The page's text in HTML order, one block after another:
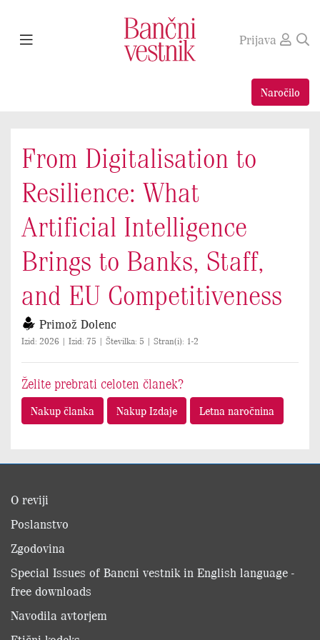
Prijava
Naročilo
From Digitalisation to
Resilience: What
Artificial Intelligence
Brings to Banks, Staff,
and EU Competitiveness
Primož Dolenc
Izid: 2026 | Izid: 75 | Številka: 5 | Stran(i): 1-2
Želite prebrati celoten članek?
Nakup članka Nakup Izdaje Letna naročnina
O reviji
Poslanstvo
Zgodovina
Special Issues of Bancni vestnik in English language -
free downloads
Navodila avtorjem